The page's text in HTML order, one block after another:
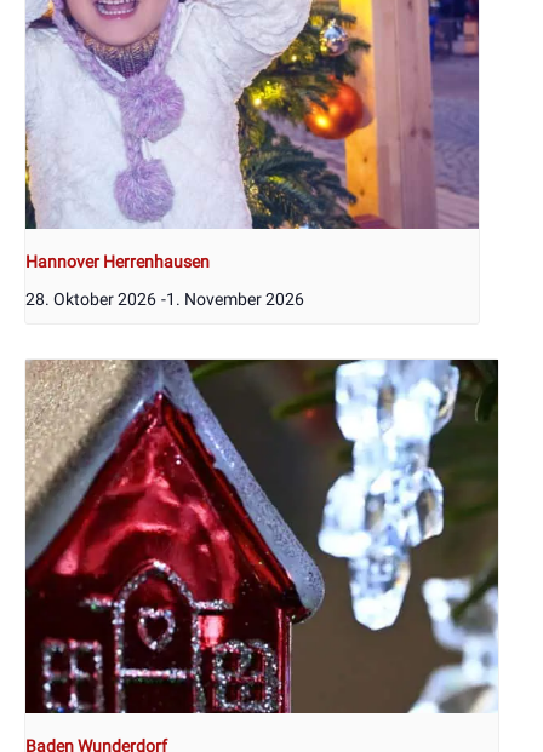
Hannover Herrenhausen
28. Oktober 2026 -1. November 2026
Baden Wunderdorf